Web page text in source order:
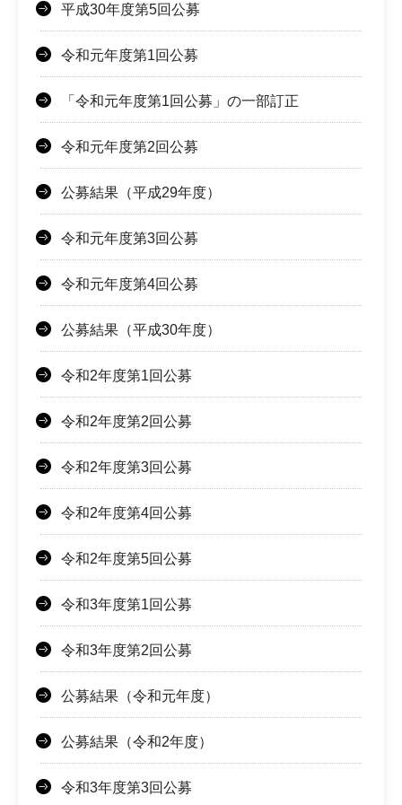
平成30年度第5回公募
令和元年度第1回公募
「令和元年度第1回公募」の一部訂正
令和元年度第2回公募
公募結果（平成29年度）
令和元年度第3回公募
令和元年度第4回公募
公募結果（平成30年度）
令和2年度第1回公募
令和2年度第2回公募
令和2年度第3回公募
令和2年度第4回公募
令和2年度第5回公募
令和3年度第1回公募
令和3年度第2回公募
公募結果（令和元年度）
公募結果（令和2年度）
令和3年度第3回公募